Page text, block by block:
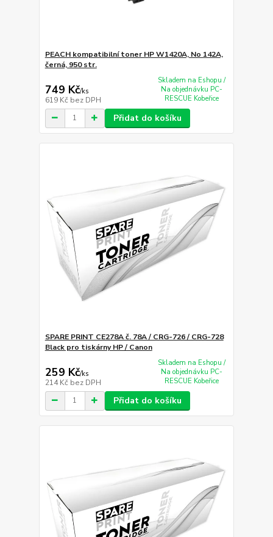
PEACH kompatibilní toner HP W1420A, No 142A,
černá, 950 str.
749 Kč/ks
619 Kč bez DPH
Skladem na Eshopu /
Na objednávku PC-
RESCUE Kobeřice
Přidat do košíku
SPARE PRINT CE278A č. 78A / CRG-726 / CRG-728
Black pro tiskárny HP / Canon
259 Kč/ks
214 Kč bez DPH
Skladem na Eshopu /
Na objednávku PC-
RESCUE Kobeřice
Přidat do košíku